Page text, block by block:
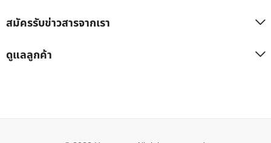
สมัครรับข่าวสารจากเรา
ดูแลลูกค้า